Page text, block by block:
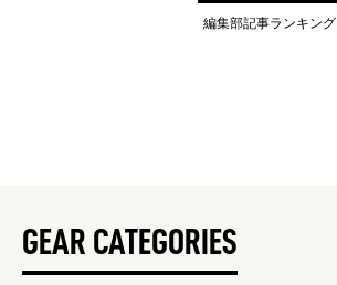
編集部記事ランキング
GEAR CATEGORIES